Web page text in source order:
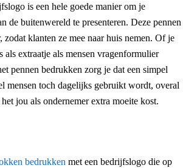
is een hele goede manier om je
de buitenwereld te presenteren. Deze pennen
zodat klanten ze mee naar huis nemen. Of je
als extraatje als mensen vragenformulier
pennen bedrukken zorg je dat een simpel
mensen toch dagelijks gebruikt wordt, overal
jou als ondernemer extra moeite kost.
bedrukken met een bedrijfslogo die op